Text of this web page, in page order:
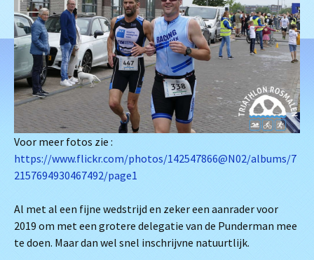
Voor meer fotos zie :
https://www.flickr.com/photos/142547866@N02/albums/7
2157694930467492/page1
Al met al een fijne wedstrijd en zeker een aanrader voor
2019 om met een grotere delegatie van de Punderman mee
te doen. Maar dan wel snel inschrijvne natuurtlijk.